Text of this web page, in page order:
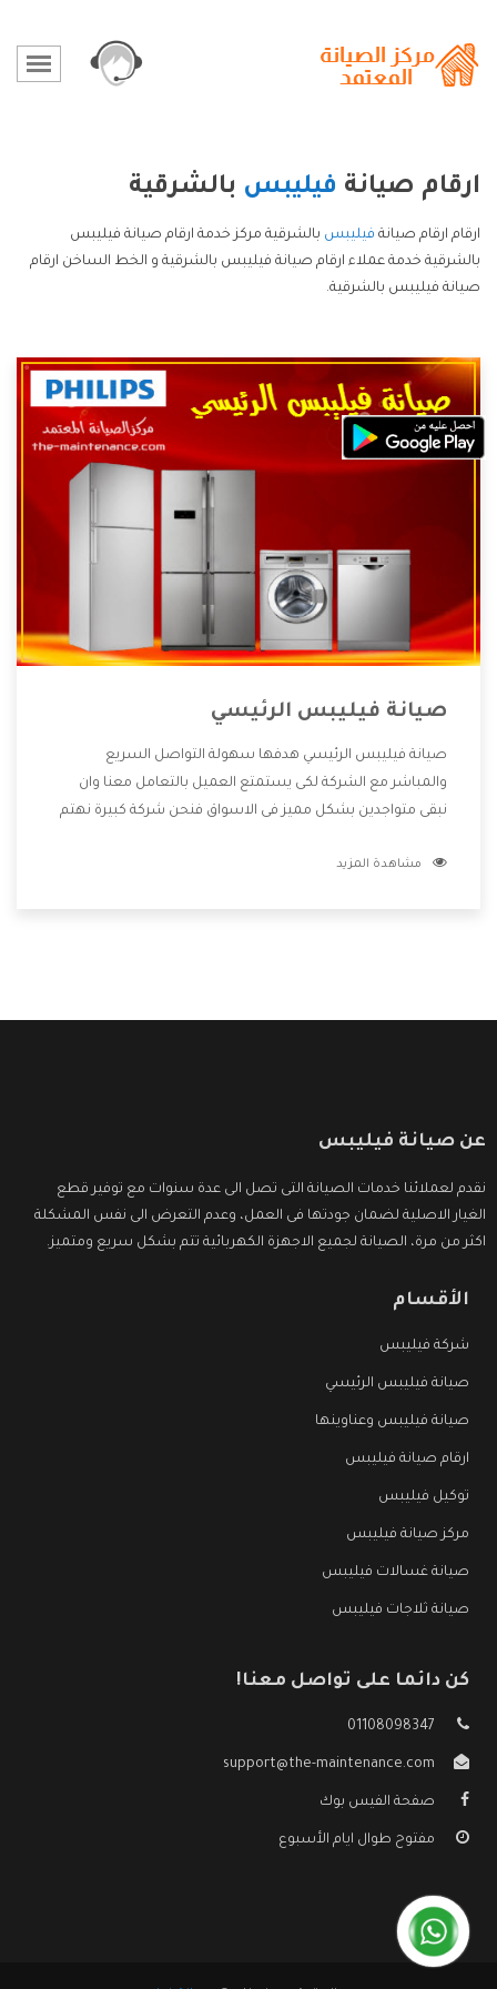
ارقام صيانة فيليبس بالشرقية
ارقام ارقام صيانة فيليبس بالشرقية مركز خدمة ارقام صيانة فيليبس
بالشرقية خدمة عملاء ارقام صيانة فيليبس بالشرقية و الخط الساخن ارقام
صيانة فيليبس بالشرقية.
صيانة فيليبس الرئيسي
صيانة فيليبس الرئيسي هدفها سهولة التواصل السريع
والمباشر مع الشركة لكى يستمتع العميل بالتعامل معنا وان
نبقى متواجدين بشكل مميز فى الاسواق فنحن شركة كبيرة نهتم
الشركة بها والتى تكون منها خدمة الصيانة التى تكون من أهم
مشاهدة المزيد
عن صيانة فيليبس
نقدم لعملائنا خدمات الصيانة التى تصل الى عدة سنوات مع توفير قطع
الغيار الاصلية لضمان جودتها فى العمل، وعدم التعرض الى نفس المشكلة
اكثر من مرة، الصيانة لجميع الاجهزة الكهربائية تتم بشكل سريع ومتميز.
الأقسام
شركة فيليبس
صيانة فيليبس الرئيسي
صيانة فيليبس وعناوينها
ارقام صيانة فيليبس
توكيل فيليبس
مركز صيانة فيليبس
صيانة غسالات فيليبس
صيانة ثلاجات فيليبس
كن دائما على تواصل معنا!
01108098347
support@the-maintenance.com
صفحة الفيس بوك
مفتوح طوال ايام الأسبوع